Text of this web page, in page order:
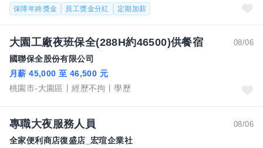
保障年終獎金 員工獎金分紅 定期加薪
08/06
大園工廠夜班保全(288H約46500)供餐宿
國聯保全股份有限公司
月薪 45,000 至 46,500 元
桃園市-大園區
經歷不拘 學歷
08/06
專職大夜服務人員
全家便利商店復盛店_宏瑄企業社